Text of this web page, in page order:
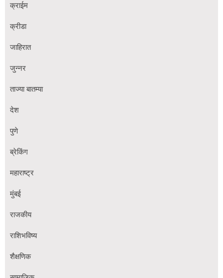
क्राईम
क्रीडा
जाहिरात
जुन्नर
ताज्या बातम्या
देश
पुणे
ब्रेकिंग
महाराष्ट्र
मुंबई
राजकीय
राशिभविष्य
शैक्षणिक